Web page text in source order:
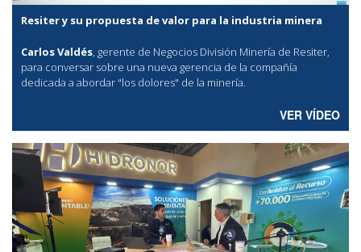
Resiter y su propuesta de valor para la industria minera
Carlos Valdés, gerente de Negocios División Minería de Resiter,
para conversar sobre una nueva gerencia de la compañía
dedicada a abordar "los dolores" de la minería.
VER VÍDEO